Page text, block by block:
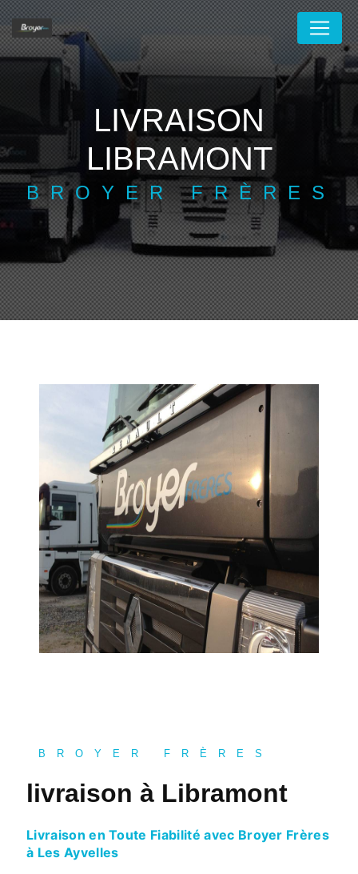
LIVRAISON
LIBRAMONT
BROYER FRÈRES
BROYER FRÈRES
livraison à Libramont
Livraison en Toute Fiabilité avec Broyer Frères
à Les Ayvelles
Panneau de gestion des cookies